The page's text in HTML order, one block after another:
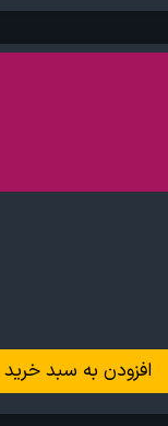
افزودن به سبد خرید